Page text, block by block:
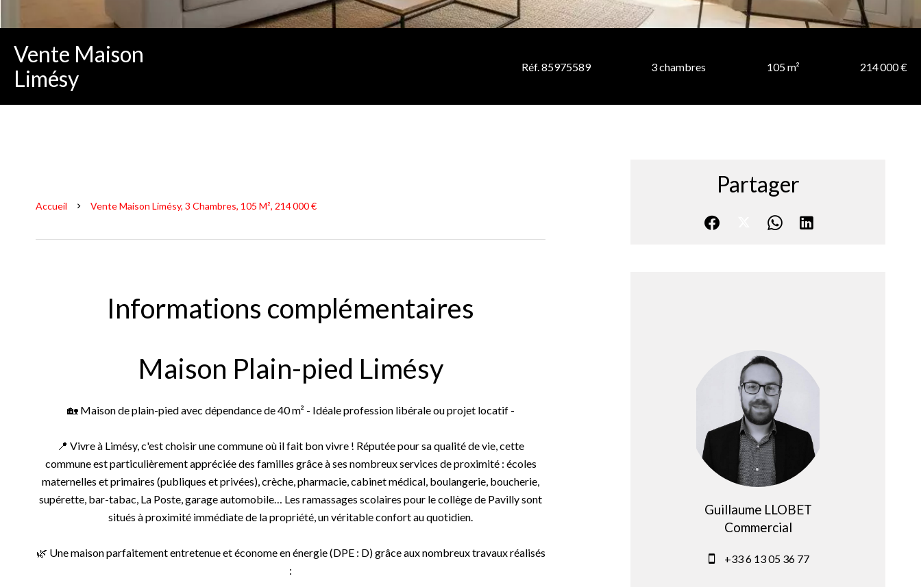
Vente Maison
Limésy
Réf. 85975589 3 chambres 105 m² 214 000 €
Accueil Vente Maison Limésy, 3 Chambres, 105 M², 214 000 €
Informations complémentaires
Maison Plain-pied Limésy
🏡 Maison de plain-pied avec dépendance de 40 m² - Idéale profession libérale ou projet locatif -
📍 Vivre à Limésy, c'est choisir une commune où il fait bon vivre ! Réputée pour sa qualité de vie, cette
commune est particulièrement appréciée des familles grâce à ses nombreux services de proximité : écoles
maternelles et primaires (publiques et privées), crèche, pharmacie, cabinet médical, boulangerie, boucherie,
supérette, bar-tabac, La Poste, garage automobile… Les ramassages scolaires pour le collège de Pavilly sont
situés à proximité immédiate de la propriété, un véritable confort au quotidien.
🌿 Une maison parfaitement entretenue et économe en énergie (DPE : D) grâce aux nombreux travaux réalisés
:
Partager
Guillaume LLOBET
Commercial
+33 6 13 05 36 77